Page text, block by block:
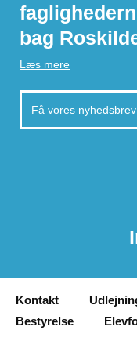
bag
Læs mere
Kontakt
Bestyrelse